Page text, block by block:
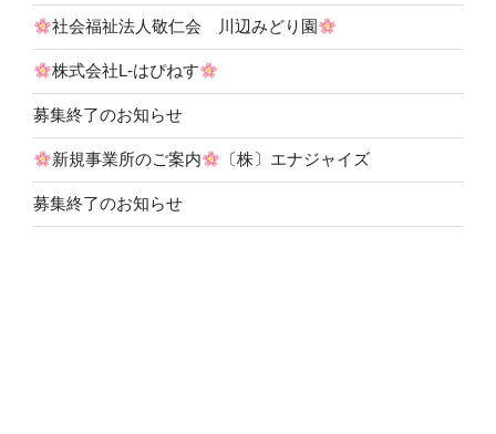
社会福祉法人敬仁会 川辺みどり園
株式会社L-はぴねす
募集終了のお知らせ
新規事業所のご案内 〔株〕エナジャイズ
募集終了のお知らせ